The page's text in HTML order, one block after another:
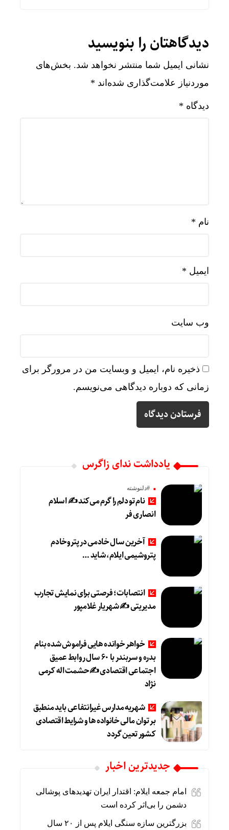
دیدگاهتان را بنویسید
نشانی ایمیل شما منتشر نخواهد شد. بخش‌های
موردنیاز علامت‌گذاری شده‌اند *
دیدگاه *
نام *
ایمیل *
وب‌ سایت
ذخیره نام، ایمیل و وبسایت من در مرورگر برای
زمانی که دوباره دیدگاهی می‌نویسم.
یادداشت ندای زاگرس
#دلنوشته
نام تو دلم را گرم می‌کند ✍️ اسلام
انصاری فر
آخرین سال خادمی در پتروخادم
پتروشیمی ایلام، شاید …
انتصابات؛ فرصتی برای نمایش تجارب
مدیریتی ✍ شهریار غلامپور
خواهر خوانده هایی فراموش شده بنام
بدره و سربندر با ۶۰ سال روابط عمیق
اجتماعی اقتصادی ✍حشمت اله کرمی
نژاد
شهریه مدارس غیرانتفاعی باید منطبق
بر توان مالی خانواده ها و شرایط اقتصادی
کشور تعین گردد
جديدترين اخبار
امام جمعه ایلام: اقتدار ایران تهدیدهای پوشالی
دشمن را بی‌اثر کرده است
بزرگترین سازه سنگی ایلام پس از ۲۰ سال